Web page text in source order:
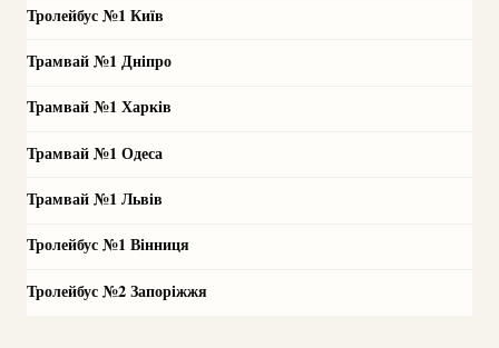
Тролейбус №1 Київ
Трамвай №1 Дніпро
Трамвай №1 Харків
Трамвай №1 Одеса
Трамвай №1 Львів
Тролейбус №1 Вінниця
Тролейбус №2 Запоріжжя